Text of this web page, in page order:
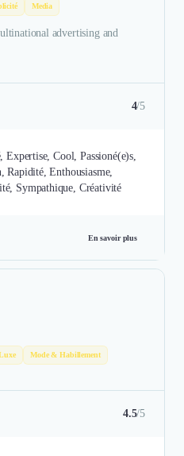
Media
advertising and
4/5
Cool, Passioné(e)s,
Rapidité, Enthousiasme,
Sympathique, Créativité
En savoir plus
Mode & Habillement
4.5/5